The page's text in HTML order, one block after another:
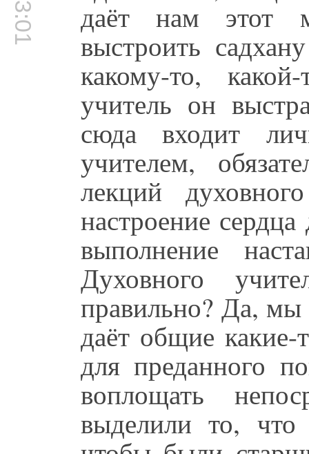
даёт нам этот
выстроить
какому-то,
учитель он
сюда входит
учителем,
лекций
настроение
выполнение
Духовного
правильно? Да, мы
даёт общие какие-
для преданного
воплощать
выделили то,